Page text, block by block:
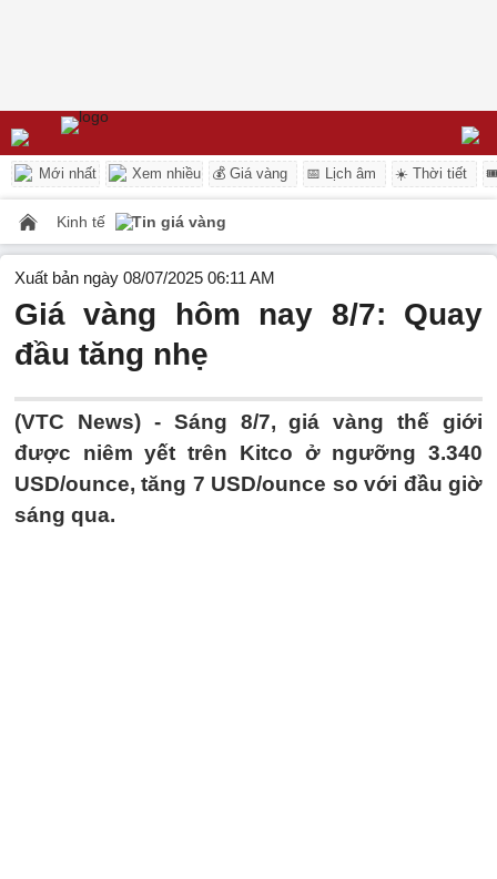
Mới nhất Xem nhiều 💰 Giá vàng 📅 Lịch âm ☀️ Thời tiết
Kinh tế Tin giá vàng
Xuất bản ngày 08/07/2025 06:11 AM
Giá vàng hôm nay 8/7: Quay
đầu tăng nhẹ
(VTC News) - Sáng 8/7, giá vàng thế giới
được niêm yết trên Kitco ở ngưỡng 3.340
USD/ounce, tăng 7 USD/ounce so với đầu giờ
sáng qua.